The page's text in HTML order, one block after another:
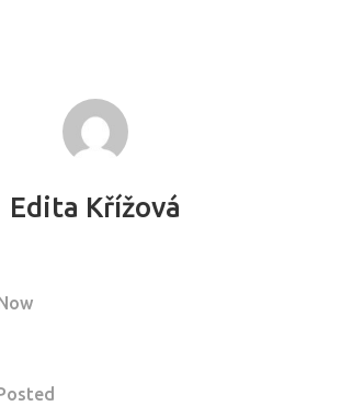
Edita Křížová